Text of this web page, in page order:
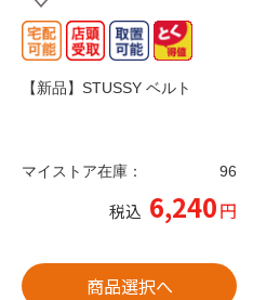
【新品】STUSSY ベルト
マイストア在庫： 96
税込 6,240円
商品選択へ